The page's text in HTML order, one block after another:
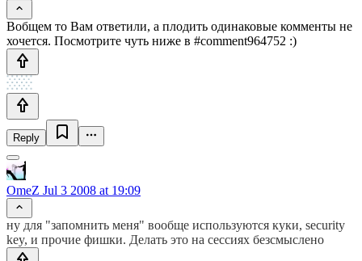
Вобщем то Вам ответили, а плодить одинаковые комменты не
хочется. Посмотрите чуть ниже в #comment964752 :)
Reply
OmeZ Jul 3 2008 at 19:09
ну для "запомнить меня" вообще используются куки, security
key, и прочие фишки. Делать это на сессиях безсмыслено